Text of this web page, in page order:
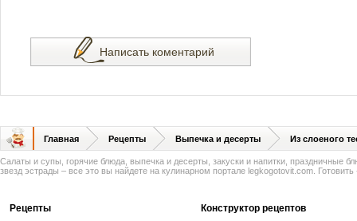
Написать коментарий
Главная Рецепты Выпечка и десерты Из слоеного
Салаты и супы, горячие блюда, выпечка и десерты, закуски и напитки, праздничные
звезд эстрады – все это вы найдете на кулинарном портале legkogotovit.com. Готовить
Рецепты Конструктор рецептов